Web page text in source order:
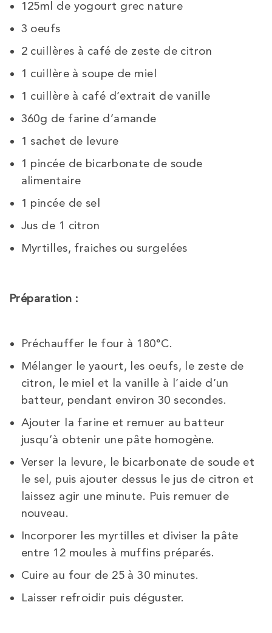
125ml de yogourt grec nature
3 oeufs
2 cuillères à café de zeste de citron
1 cuillère à soupe de miel
1 cuillère à café d’extrait de vanille
360g de farine d’amande
1 sachet de levure
1 pincée de bicarbonate de soude
alimentaire
1 pincée de sel
Jus de 1 citron
Myrtilles, fraiches ou surgelées
Préparation :
Préchauffer le four à 180°C.
Mélanger le yaourt, les oeufs, le zeste de
citron, le miel et la vanille à l’aide d’un
batteur, pendant environ 30 secondes.
Ajouter la farine et remuer au batteur
jusqu’à obtenir une pâte homogène.
Verser la levure, le bicarbonate de soude et
le sel, puis ajouter dessus le jus de citron et
laissez agir une minute. Puis remuer de
nouveau.
Incorporer les myrtilles et diviser la pâte
entre 12 moules à muffins préparés.
Cuire au four de 25 à 30 minutes.
Laisser refroidir puis déguster.